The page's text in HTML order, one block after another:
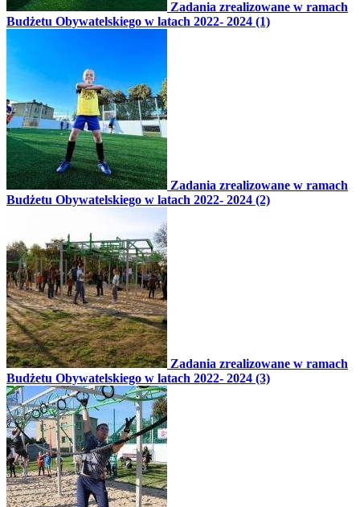
Zadania zrealizowane w ramach
Budżetu Obywatelskiego w latach 2022- 2024 (1)
Zadania zrealizowane w ramach
Budżetu Obywatelskiego w latach 2022- 2024 (2)
Zadania zrealizowane w ramach
Budżetu Obywatelskiego w latach 2022- 2024 (3)